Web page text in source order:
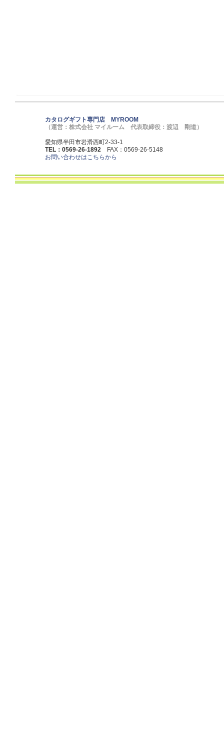
カタログギフト専門店 MYROOM
（運営：株式会社 マイルーム 代表取締役：渡辺 剛道）
愛知県半田市岩滑西町2-33-1
TEL：0569-26-1892 FAX：0569-26-5148
お問い合わせはこちらから